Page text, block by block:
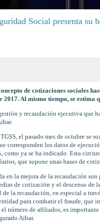
Social presenta su
de cotizaciones sociales
2017. Al mismo tiempo, se
y recaudación ejecutiva que
el pasado mes de octubre se
corresponden los datos de
como ya se ha indicado. Esta
que supone unas bases de
en la mejora de la recaudación
de cotización y el descenso de
la recaudación, en especial a
para combatir el fraude,
número de afiliados, es
Aibar.